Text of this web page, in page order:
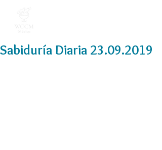
Sabiduría Diaria 23.09.2019